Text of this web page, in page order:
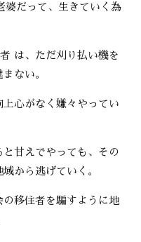
婆だって、生きていく為
は、ただ刈り払い機を
ない。
心がなく嫌々やってい
甘えでやっても、その
から逃げていく。
移住者を騙すように地